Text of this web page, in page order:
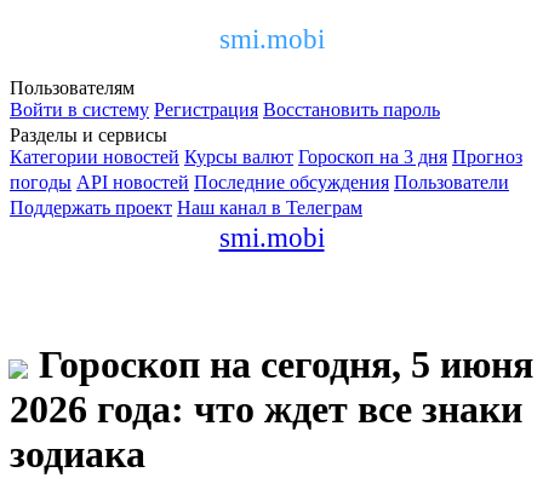
smi.mobi
Пользователям
Войти в систему Регистрация Восстановить пароль
Разделы и сервисы
Категории новостей Курсы валют Гороскоп на 3 дня Прогноз
погоды API новостей Последние обсуждения Пользователи
Поддержать проект Наш канал в Телеграм
smi.mobi
Гороскоп на сегодня, 5 июня
2026 года: что ждет все знаки
зодиака